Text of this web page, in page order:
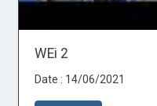
WEi 2
Date : 14/06/2021